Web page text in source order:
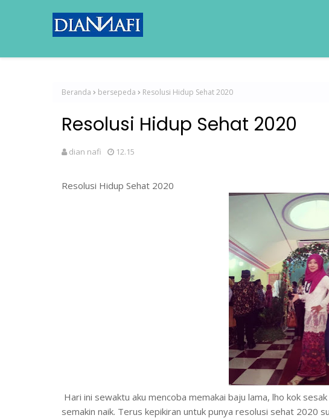
Beranda bersepeda Resolusi Hidup Sehat 2020
Resolusi Hidup Sehat 2020
dian nafi 12.15
Resolusi Hidup Sehat 2020
Hari ini sewaktu aku mencoba memakai baju lama, lho kok
semakin naik. Terus kepikiran untuk punya resolusi sehat 2020